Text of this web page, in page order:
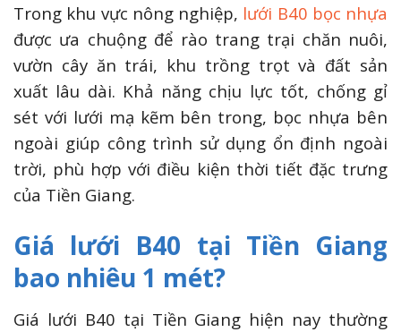
Trong khu vực nông nghiệp, lưới B40 bọc nhựa
được ưa chuộng để rào trang trại chăn nuôi,
vườn cây ăn trái, khu trồng trọt và đất sản
xuất lâu dài. Khả năng chịu lực tốt, chống gỉ
sét với lưới mạ kẽm bên trong, bọc nhựa bên
ngoài giúp công trình sử dụng ổn định ngoài
trời, phù hợp với điều kiện thời tiết đặc trưng
của Tiền Giang.
Giá lưới B40 tại Tiền Giang
bao nhiêu 1 mét?
Giá lưới B40 tại Tiền Giang hiện nay thường